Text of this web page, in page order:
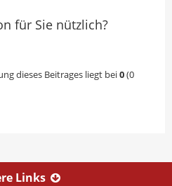
für Sie nützlich?
dieses Beitrages liegt bei0(0
Links